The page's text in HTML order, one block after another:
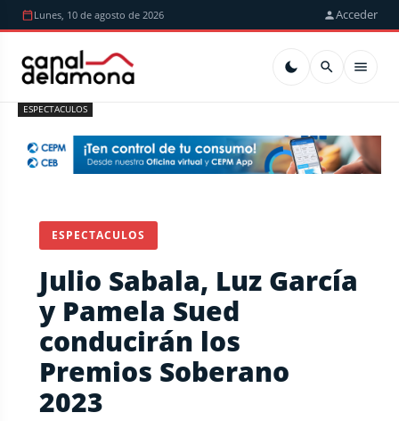
Lunes, 10 de agosto de 2026 Acceder
ESPECTACULOS
ESPECTACULOS
Julio Sabala, Luz García
y Pamela Sued
conducirán los
Premios Soberano
2023